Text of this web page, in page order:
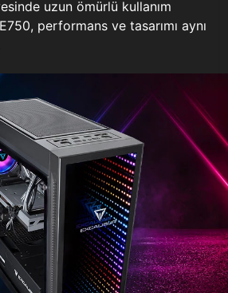
uzun ömürlü kullanım
performans ve tasarımı aynı